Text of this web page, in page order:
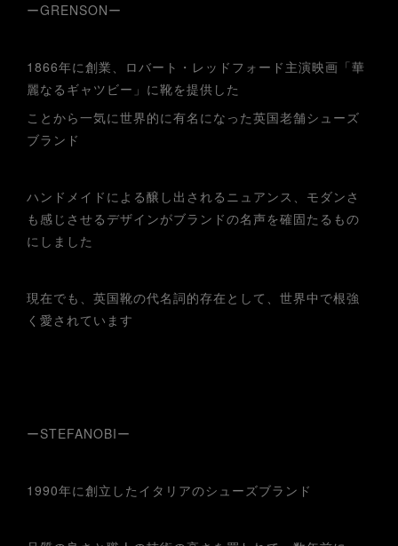
ーGRENSONー
1866年に創業、ロバート・レッドフォード主演映画「華
麗なるギャツビー」に靴を提供した
ことから一気に世界的に有名になった英国老舗シューズ
ブランド
ハンドメイドによる醸し出されるニュアンス、モダンさ
も感じさせるデザインがブランドの名声を確固たるもの
にしました
現在でも、英国靴の代名詞的存在として、世界中で根強
く愛されています
ーSTEFANOBIー
1990年に創立したイタリアのシューズブランド